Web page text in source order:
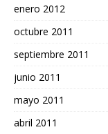
enero 2012
octubre 2011
septiembre 2011
junio 2011
mayo 2011
abril 2011